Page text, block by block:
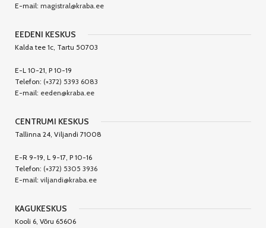
E-mail: magistral@kraba.ee
EEDENI KESKUS
Kalda tee 1c, Tartu 50703
E-L 10-21, P 10-19
Telefon: (+372) 5393 6083
E-mail: eeden@kraba.ee
CENTRUMI KESKUS
Tallinna 24, Viljandi 71008
E-R 9-19, L 9-17, P 10-16
Telefon: (+372) 5305 3936
E-mail: viljandi@kraba.ee
KAGUKESKUS
Kooli 6, Võru 65606